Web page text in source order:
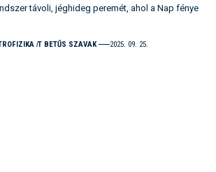
távoli, jéghideg peremét, ahol a Nap fénye
T BETŰS SZAVAK 2025. 09. 25.